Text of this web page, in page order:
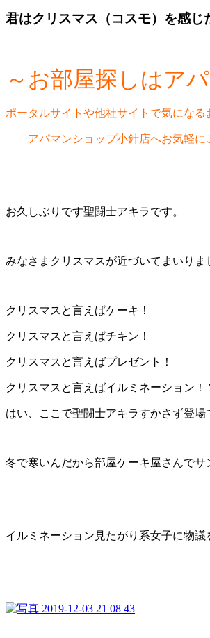
君はクリスマス（コスモ）を感じ
～お部屋探しはア
ポータルサイトや他社サイトで気になる
アパマンショップ小針店へお気軽に
お久しぶりです聖闘士アキラです。
みなさまクリスマスが近づいてまいりま
クリスマスと言えばケーキ！
クリスマスと言えばチキン！
クリスマスと言えばプレゼント！
クリスマスと言えばイルミネーション！
はい、ここで聖闘士アキラすかさず登場
冬で寒いんだから部屋ケーキ屋さんで
イルミネーション見たがり系女子に物